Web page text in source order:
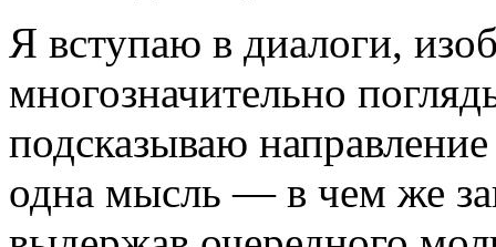
Я вступаю в диалоги,
многозначительно
подсказываю
одна мысль — в чем же